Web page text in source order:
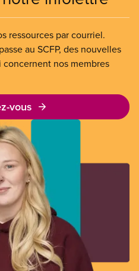
ressources par courriel.
au SCFP, des nouvelles
nos membres
vous